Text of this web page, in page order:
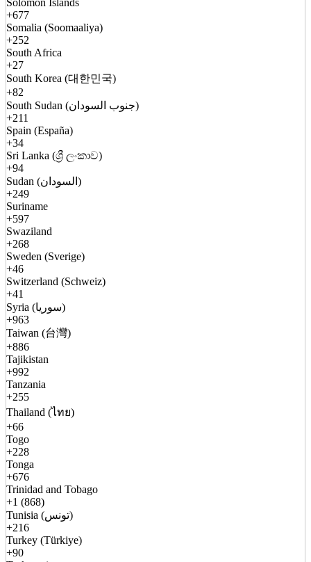
Solomon Islands
+677
Somalia (Soomaaliya)
+252
South Africa
+27
South Korea (대한민국)
+82
South Sudan (جنوب السودان)
+211
Spain (España)
+34
Sri Lanka (ශ්‍රී ලංකාව)
+94
Sudan (السودان)
+249
Suriname
+597
Swaziland
+268
Sweden (Sverige)
+46
Switzerland (Schweiz)
+41
Syria (سوريا)
+963
Taiwan (台灣)
+886
Tajikistan
+992
Tanzania
+255
Thailand (ไทย)
+66
Togo
+228
Tonga
+676
Trinidad and Tobago
+1 (868)
Tunisia (تونس)
+216
Turkey (Türkiye)
+90